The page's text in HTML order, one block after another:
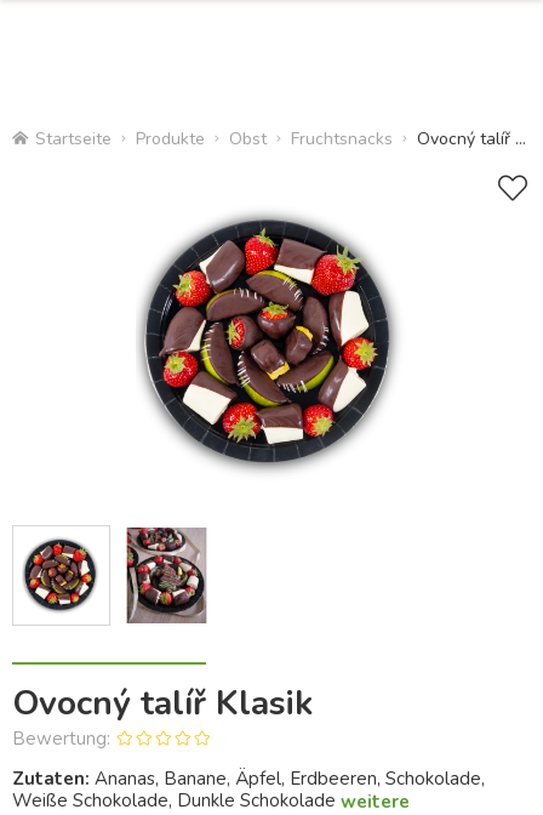
Startseite Produkte Obst Fruchtsnacks Ovocný talíř Klasik
Ovocný talíř Klasik
Bewertung:
Zutaten: Ananas, Banane, Äpfel, Erdbeeren, Schokolade,
Weiße Schokolade, Dunkle Schokolade weitere